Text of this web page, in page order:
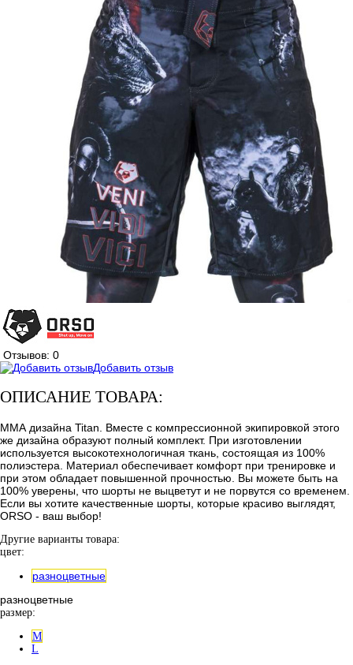
Отзывов: 0
Добавить отзыв
ОПИСАНИЕ ТОВАРА:
ММА дизайна Titan. Вместе с компрессионной экипировкой этого
же дизайна образуют полный комплект. При изготовлении
используется высокотехнологичная ткань, состоящая из 100%
полиэстера. Материал обеспечивает комфорт при тренировке и
при этом обладает повышенной прочностью. Вы можете быть на
100% уверены, что шорты не выцветут и не порвутся со временем.
Если вы хотите качественные шорты, которые красиво выглядят,
ORSO - ваш выбор!
Другие варианты товара:
цвет:
разноцветные
разноцветные
размер:
M
L